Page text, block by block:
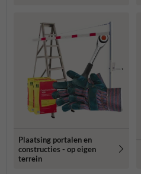
Plaatsing portalen en
constructies - op eigen
terrein